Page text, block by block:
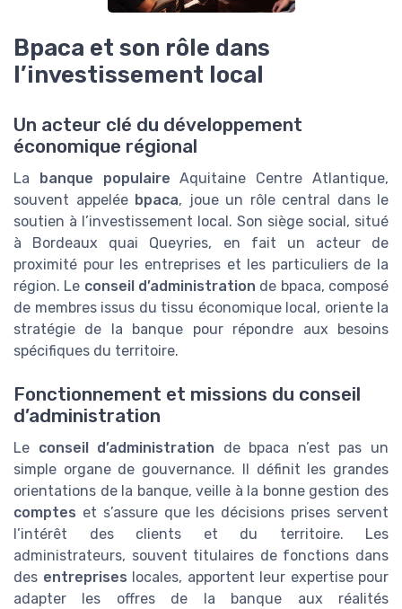
Bpaca et son rôle dans
l’investissement local
Un acteur clé du développement
économique régional
La banque populaire Aquitaine Centre Atlantique,
souvent appelée bpaca, joue un rôle central dans le
soutien à l’investissement local. Son siège social, situé
à Bordeaux quai Queyries, en fait un acteur de
proximité pour les entreprises et les particuliers de la
région. Le conseil d’administration de bpaca, composé
de membres issus du tissu économique local, oriente la
stratégie de la banque pour répondre aux besoins
spécifiques du territoire.
Fonctionnement et missions du conseil
d’administration
Le conseil d’administration de bpaca n’est pas un
simple organe de gouvernance. Il définit les grandes
orientations de la banque, veille à la bonne gestion des
comptes et s’assure que les décisions prises servent
l’intérêt des clients et du territoire. Les
administrateurs, souvent titulaires de fonctions dans
des entreprises locales, apportent leur expertise pour
adapter les offres de la banque aux réalités